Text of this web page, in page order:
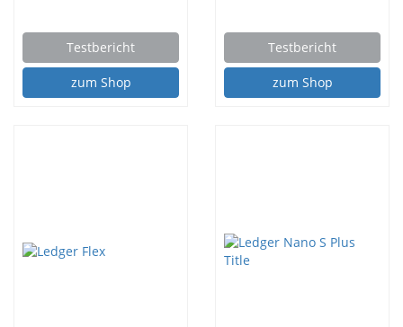
Testbericht
zum Shop
Testbericht
zum Shop